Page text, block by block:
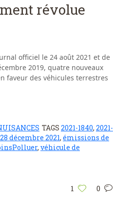
révolue
officiel le 24 août 2021 et de
2019, quatre nouveaux
faveur des véhicules terrestres
TAGS 2021-1840, 2021-
décembre 2021, émissions de
, véhicule de
1 0